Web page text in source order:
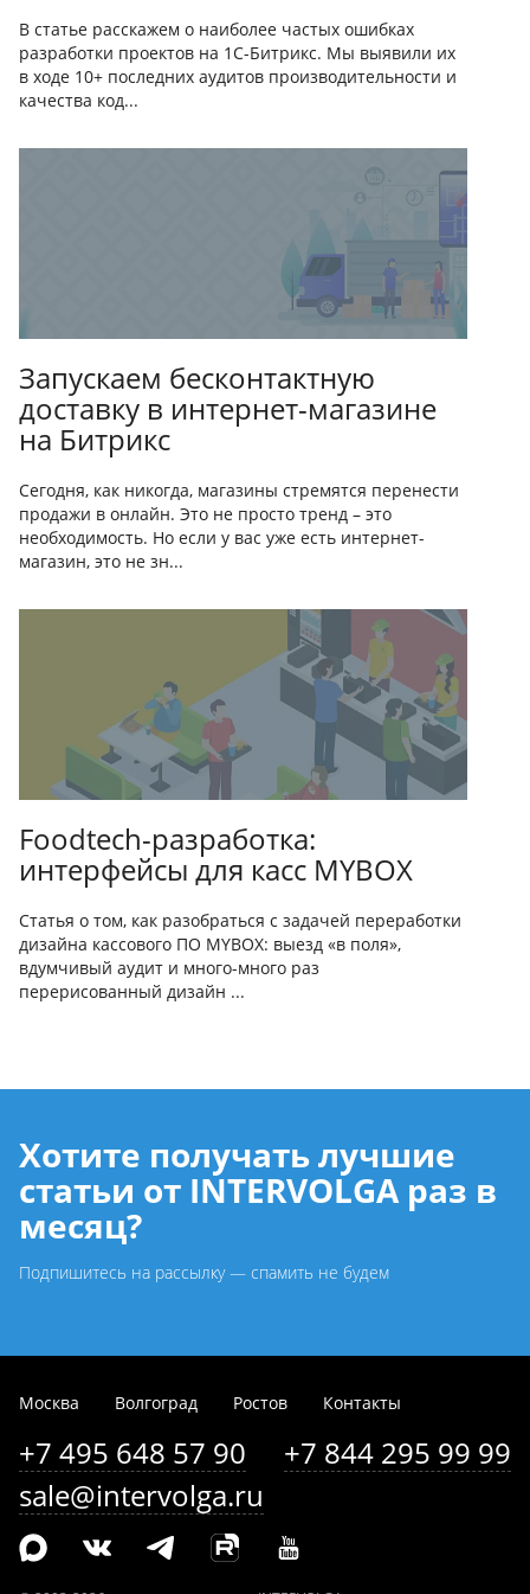
В статье расскажем о наиболее частых ошибках
разработки проектов на 1С-Битрикс. Мы выявили их
в ходе 10+ последних аудитов производительности и
качества код...
Запускаем бесконтактную
доставку в интернет-магазине
на Битрикс
Сегодня, как никогда, магазины стремятся перенести
продажи в онлайн. Это не просто тренд – это
необходимость. Но если у вас уже есть интернет-
магазин, это не зн...
Foodtech-разработка:
интерфейсы для касс MYBOX
Статья о том, как разобраться с задачей переработки
дизайна кассового ПО MYBOX: выезд «в поля»,
вдумчивый аудит и много-много раз
перерисованный дизайн ...
Хотите получать лучшие
статьи от INTERVOLGA раз в
месяц?
Подпишитесь на рассылку — спамить не будем
Москва Волгоград Ростов Контакты
+7 495 648 57 90
+7 844 295 99 99
sale@intervolga.ru